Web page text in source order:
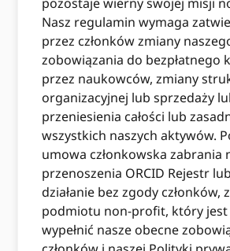
Nasz regulamin wymaga
przez członków zmiany
zobowiązania do bezpłatnego
przez naukowców, zmiany
organizacyjnej lub sprzedaży
przeniesienia całości lub
wszystkich naszych aktywów.
umowa członkowska zabrania
przenoszenia ORCID Rejestr
działanie bez zgody członków,
podmiotu non-profit, który jest
wypełnić nasze obecne